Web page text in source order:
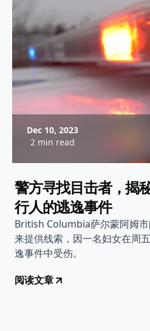
Dec 10, 2023
2 min read
警方寻找目击者，揭
行人的逃逸事件
British Columbia萨尔蒙阿姆
来提供线索，因一名妇女在周
逸事件中受伤。
阅读文章